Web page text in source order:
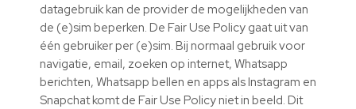
datagebruik kan de provider de mogelijkheden van
de (e)sim beperken. De Fair Use Policy gaat uit van
één gebruiker per (e)sim. Bij normaal gebruik voor
navigatie, email, zoeken op internet, Whatsapp
berichten, Whatsapp bellen en apps als Instagram en
Snapchat komt de Fair Use Policy niet in beeld. Dit